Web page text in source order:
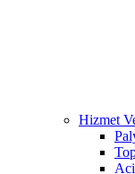
Hizmet